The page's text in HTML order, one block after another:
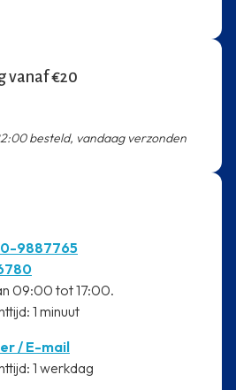
vanaf €20
besteld, vandaag verzonden
9887765
09:00 tot 17:00.
1 minuut
/ E-mail
1 werkdag